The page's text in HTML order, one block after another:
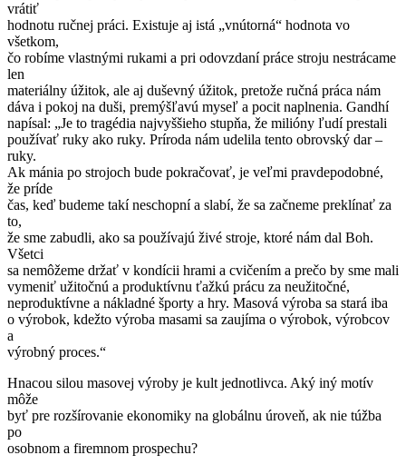
vrátiť
hodnotu ručnej práci. Existuje aj istá „vnútorná“ hodnota vo
všetkom,
čo robíme vlastnými rukami a pri odovzdaní práce stroju nestrácame
len
materiálny úžitok, ale aj duševný úžitok, pretože ručná práca nám
dáva i pokoj na duši, premýšľavú myseľ a pocit naplnenia. Gandhí
napísal: „Je to tragédia najvyššieho stupňa, že milióny ľudí prestali
používať ruky ako ruky. Príroda nám udelila tento obrovský dar –
ruky.
Ak mánia po strojoch bude pokračovať, je veľmi pravdepodobné,
že príde
čas, keď budeme takí neschopní a slabí, že sa začneme preklínať za
to,
že sme zabudli, ako sa používajú živé stroje, ktoré nám dal Boh.
Všetci
sa nemôžeme držať v kondícii hrami a cvičením a prečo by sme mali
vymeniť užitočnú a produktívnu ťažkú prácu za neužitočné,
neproduktívne a nákladné športy a hry. Masová výroba sa stará iba
o výrobok, kdežto výroba masami sa zaujíma o výrobok, výrobcov
a
výrobný proces.“
Hnacou silou masovej výroby je kult jednotlivca. Aký iný motív
môže
byť pre rozšírovanie ekonomiky na globálnu úroveň, ak nie túžba
po
osobnom a firemnom prospechu?